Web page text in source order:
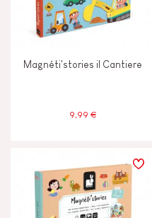
Magnéti'stories il Cantiere
9,99 €